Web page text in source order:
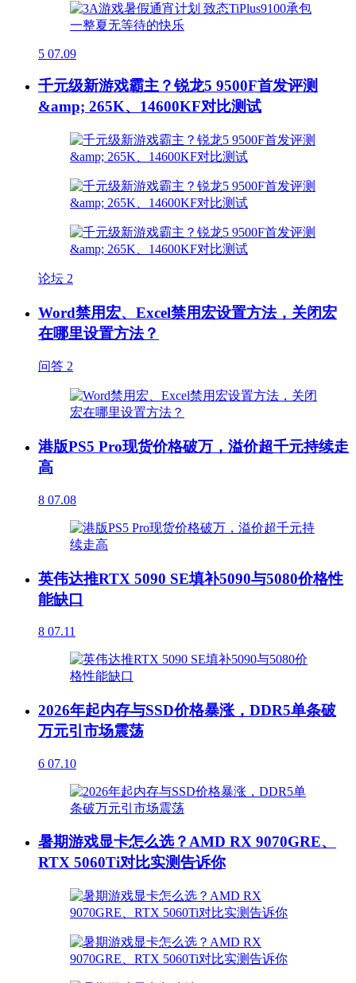
5 07.09
千元级新游戏霸主？锐龙5 9500F首发评测
&amp; 265K、14600KF对比测试
论坛 2
Word禁用宏、Excel禁用宏设置方法，关闭宏
在哪里设置方法？
问答 2
港版PS5 Pro现货价格破万，溢价超千元持续走
高
8 07.08
英伟达推RTX 5090 SE填补5090与5080价格性
能缺口
8 07.11
2026年起内存与SSD价格暴涨，DDR5单条破
万元引市场震荡
6 07.10
暑期游戏显卡怎么选？AMD RX 9070GRE、
RTX 5060Ti对比实测告诉你